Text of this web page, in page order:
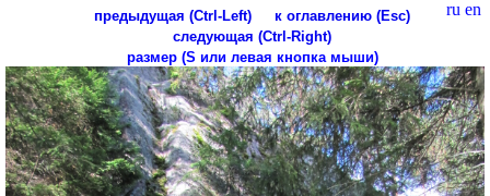
ru en
предыдущая (Ctrl-Left)
к оглавлению (Esc)
следующая (Ctrl-Right)
размер (S или левая кнопка мыши)